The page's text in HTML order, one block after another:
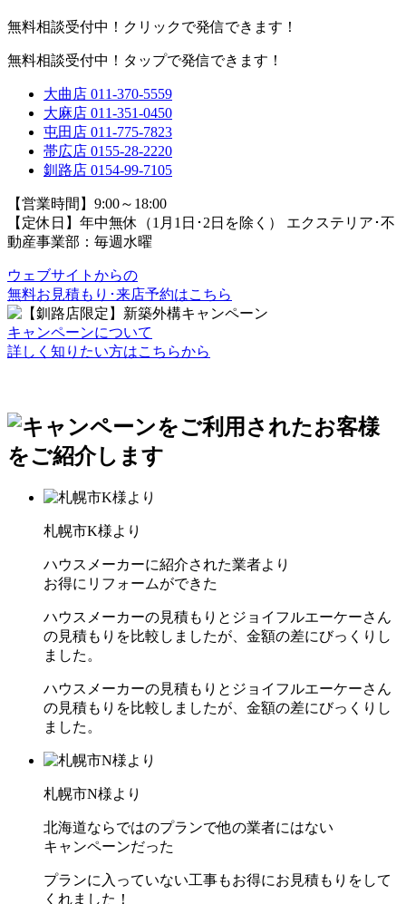
無料相談受付中！クリックで発信できます！
無料相談受付中！タップで発信できます！
大曲店 011-370-5559
大麻店 011-351-0450
屯田店 011-775-7823
帯広店 0155-28-2220
釧路店 0154-99-7105
【営業時間】9:00～18:00
【定休日】年中無休（1月1日･2日を除く） エクステリア･不
動産事業部：毎週水曜
ウェブサイトからの
無料お見積もり･来店予約はこちら
キャンペーンについて
詳しく知りたい方はこちらから
札幌市K様より
ハウスメーカーに紹介された業者より
お得にリフォームができた
ハウスメーカーの見積もりとジョイフルエーケーさん
の見積もりを比較しましたが、金額の差にびっくりし
ました。
ハウスメーカーの見積もりとジョイフルエーケーさん
の見積もりを比較しましたが、金額の差にびっくりし
ました。
札幌市N様より
北海道ならではのプランで他の業者にはない
キャンペーンだった
プランに入っていない工事もお得にお見積もりをして
くれました！